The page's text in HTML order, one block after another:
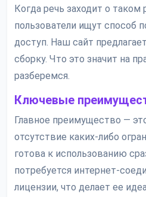
Когда речь заходит о таком
пользователи ищут способ
доступ. Наш сайт
сборку. Что это значит на
разберемся.
Ключевые
Главное преимущество —
отсутствие каких-либо
готова к использованию
потребуется интернет-
лицензии, что делает ее